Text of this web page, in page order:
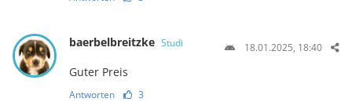
baerbelbreitzke Studi 18.01.2025, 18:40
Guter Preis
Antworten 3